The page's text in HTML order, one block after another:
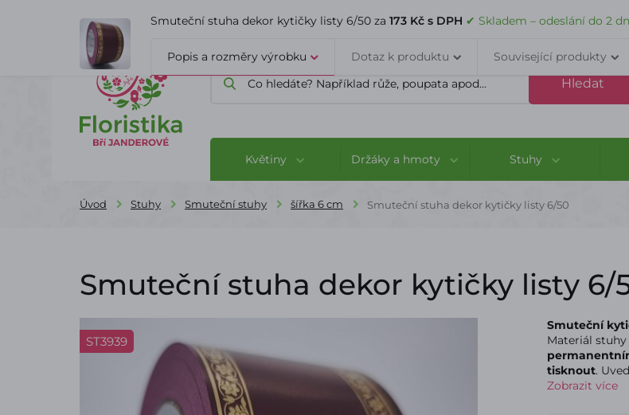
ÚVOD O FIRMĚ BLOG VELKOOBCHOD DOPRAVA A PLATBA
Hledat
Květiny Držáky a hmoty Stuhy
Úvod Stuhy Smuteční stuhy šířka 6 cm Smuteční stuha dekor kytičky listy 6/50
Smuteční stuha dekor kytičky listy 6/
ST3939
Smuteční
Materiál stuhy
tisknout.
Zobrazit více
Smuteční stuha dekor kytičky listy 6/50 za 173 Kč s DPH ✔ Skladem – odeslání do 2
Popis a rozměry výrobku Dotaz k produktu Související produkty